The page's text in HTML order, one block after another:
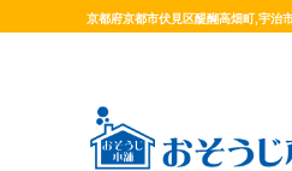
京都府京都市伏見区醍醐高畑町,宇治